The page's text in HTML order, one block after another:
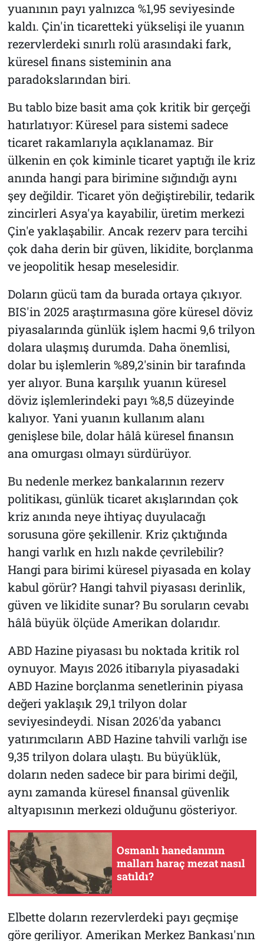
yuanının payı yalnızca %1,95 seviyesinde
kaldı. Çin'in ticaretteki yükselişi ile yuanın
rezervlerdeki sınırlı rolü arasındaki fark,
küresel finans sisteminin ana
paradokslarından biri.
Bu tablo bize basit ama çok kritik bir gerçeği
hatırlatıyor: Küresel para sistemi sadece
ticaret rakamlarıyla açıklanamaz. Bir
ülkenin en çok kiminle ticaret yaptığı ile kriz
anında hangi para birimine sığındığı aynı
şey değildir. Ticaret yön değiştirebilir, tedarik
zincirleri Asya'ya kayabilir, üretim merkezi
Çin'e yaklaşabilir. Ancak rezerv para tercihi
çok daha derin bir güven, likidite, borçlanma
ve jeopolitik hesap meselesidir.
Doların gücü tam da burada ortaya çıkıyor.
BIS'in 2025 araştırmasına göre küresel döviz
piyasalarında günlük işlem hacmi 9,6 trilyon
dolara ulaşmış durumda. Daha önemlisi,
dolar bu işlemlerin %89,2'sinin bir tarafında
yer alıyor. Buna karşılık yuanın küresel
döviz işlemlerindeki payı %8,5 düzeyinde
kalıyor. Yani yuanın kullanım alanı
genişlese bile, dolar hâlâ küresel finansın
ana omurgası olmayı sürdürüyor.
Bu nedenle merkez bankalarının rezerv
politikası, günlük ticaret akışlarından çok
kriz anında neye ihtiyaç duyulacağı
sorusuna göre şekillenir. Kriz çıktığında
hangi varlık en hızlı nakde çevrilebilir?
Hangi para birimi küresel piyasada en kolay
kabul görür? Hangi tahvil piyasası derinlik,
güven ve likidite sunar? Bu soruların cevabı
hâlâ büyük ölçüde Amerikan dolarıdır.
ABD Hazine piyasası bu noktada kritik rol
oynuyor. Mayıs 2026 itibarıyla piyasadaki
ABD Hazine borçlanma senetlerinin piyasa
değeri yaklaşık 29,1 trilyon dolar
seviyesindeydi. Nisan 2026'da yabancı
yatırımcıların ABD Hazine tahvili varlığı ise
9,35 trilyon dolara ulaştı. Bu büyüklük,
doların neden sadece bir para birimi değil,
aynı zamanda küresel finansal güvenlik
altyapısının merkezi olduğunu gösteriyor.
Osmanlı hanedanının
malları haraç mezat nasıl
satıldı?
Elbette doların rezervlerdeki payı geçmişe
göre geriliyor. Amerikan Merkez Bankası'nın